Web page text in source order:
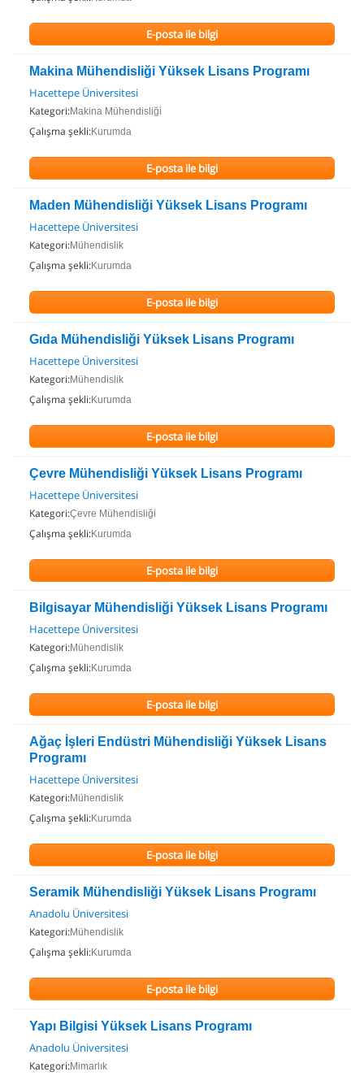
E-posta ile bilgi
Makina Mühendisliği Yüksek Lisans Programı
Hacettepe Üniversitesi
Kategori:Makina Mühendisliği
Çalışma şekli:Kurumda
E-posta ile bilgi
Maden Mühendisliği Yüksek Lisans Programı
Hacettepe Üniversitesi
Kategori:Mühendislik
Çalışma şekli:Kurumda
E-posta ile bilgi
Gıda Mühendisliği Yüksek Lisans Programı
Hacettepe Üniversitesi
Kategori:Mühendislik
Çalışma şekli:Kurumda
E-posta ile bilgi
Çevre Mühendisliği Yüksek Lisans Programı
Hacettepe Üniversitesi
Kategori:Çevre Mühendisliği
Çalışma şekli:Kurumda
E-posta ile bilgi
Bilgisayar Mühendisliği Yüksek Lisans Programı
Hacettepe Üniversitesi
Kategori:Mühendislik
Çalışma şekli:Kurumda
E-posta ile bilgi
Ağaç İşleri Endüstri Mühendisliği Yüksek Lisans
Programı
Hacettepe Üniversitesi
Kategori:Mühendislik
Çalışma şekli:Kurumda
E-posta ile bilgi
Seramik Mühendisliği Yüksek Lisans Programı
Anadolu Üniversitesi
Kategori:Mühendislik
Çalışma şekli:Kurumda
E-posta ile bilgi
Yapı Bilgisi Yüksek Lisans Programı
Anadolu Üniversitesi
Kategori:Mimarlık